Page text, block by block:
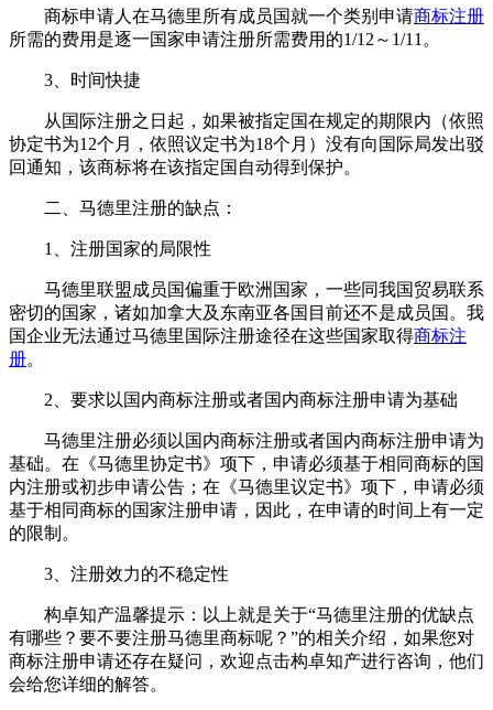
商标申请人在马德里所有成员国就一个类别申请商标注册
所需的费用是逐一国家申请注册所需费用的1/12～1/11。
3、时间快捷
从国际注册之日起，如果被指定国在规定的期限内（依照
协定书为12个月，依照议定书为18个月）没有向国际局发出驳
回通知，该商标将在该指定国自动得到保护。
二、马德里注册的缺点：
1、注册国家的局限性
马德里联盟成员国偏重于欧洲国家，一些同我国贸易联系
密切的国家，诸如加拿大及东南亚各国目前还不是成员国。我
国企业无法通过马德里国际注册途径在这些国家取得商标注
册。
2、要求以国内商标注册或者国内商标注册申请为基础
马德里注册必须以国内商标注册或者国内商标注册申请为
基础。在《马德里协定书》项下，申请必须基于相同商标的国
内注册或初步申请公告；在《马德里议定书》项下，申请必须
基于相同商标的国家注册申请，因此，在申请的时间上有一定
的限制。
3、注册效力的不稳定性
构卓知产温馨提示：以上就是关于“马德里注册的优缺点
有哪些？要不要注册马德里商标呢？”的相关介绍，如果您对
商标注册申请还存在疑问，欢迎点击构卓知产进行咨询，他们
会给您详细的解答。